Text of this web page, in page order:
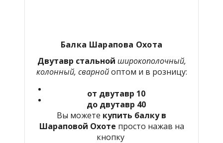
Балка Шарапова Охота
Двутавр стальной широкополочный,
колонный, сварнойоптом и в розницу:
от двутавр 10
до двутавр 40
Вы можете купить балку в
Шараповой Охоте просто нажав на
кнопку